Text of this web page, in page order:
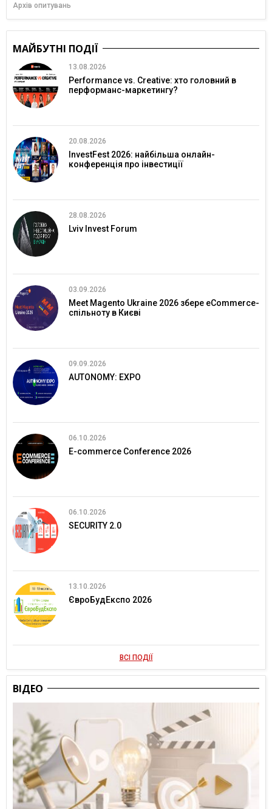
Архів опитувань
МАЙБУТНІ ПОДІЇ
13.08.2026
Performance vs. Creative: хто головний в
перформанс-маркетингу?
20.08.2026
InvestFest 2026: найбільша онлайн-
конференція про інвестиції
28.08.2026
Lviv Invest Forum
03.09.2026
Meet Magento Ukraine 2026 збере eCommerce-
спільноту в Києві
09.09.2026
AUTONOMY: EXPO
06.10.2026
E-commerce Conference 2026
06.10.2026
SECURITY 2.0
13.10.2026
ЄвроБудЕкспо 2026
ВСІ ПОДІЇ
ВІДЕО